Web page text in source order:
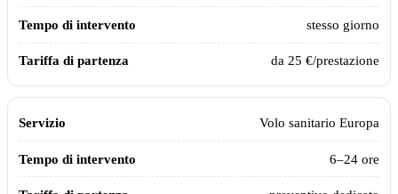
stesso giorno
da 25 €/prestazione
Volo sanitario Europa
6–24 ore